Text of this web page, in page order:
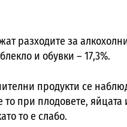
разходите за
и обувки – 17,3%.
продукти се
при плодовете,
то е слабо.